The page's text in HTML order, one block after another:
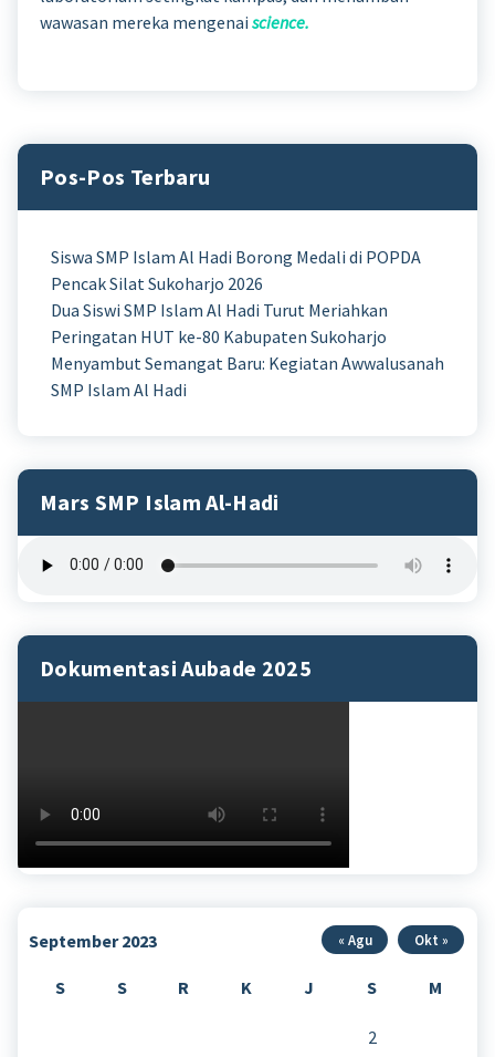
wawasan mereka mengenai science.
Pos-Pos Terbaru
Siswa SMP Islam Al Hadi Borong Medali di POPDA
Pencak Silat Sukoharjo 2026
Dua Siswi SMP Islam Al Hadi Turut Meriahkan
Peringatan HUT ke-80 Kabupaten Sukoharjo
Menyambut Semangat Baru: Kegiatan Awwalusanah
SMP Islam Al Hadi
Mars SMP Islam Al-Hadi
Dokumentasi Aubade 2025
September 2023
S S R K J S M
2
« Agu Okt »